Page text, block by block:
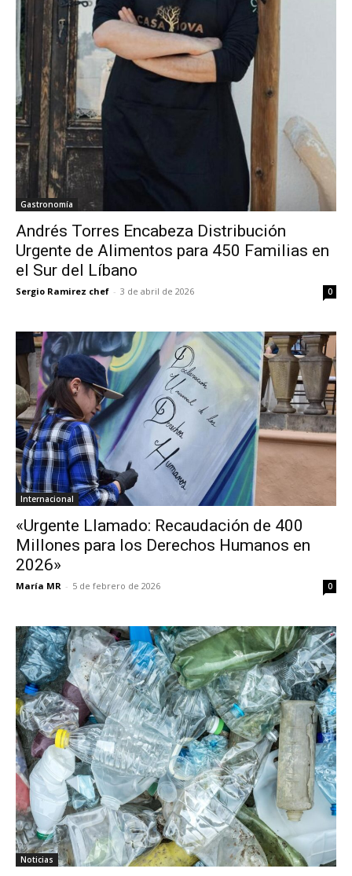
Gastronomía
Andrés Torres Encabeza Distribución
Urgente de Alimentos para 450 Familias en
el Sur del Líbano
Sergio Ramirez chef - 3 de abril de 2026 0
Internacional
«Urgente Llamado: Recaudación de 400
Millones para los Derechos Humanos en
2026»
María MR - 5 de febrero de 2026 0
Noticias